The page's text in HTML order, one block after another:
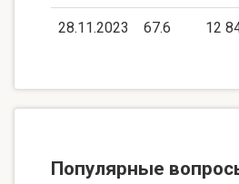
28.11.2023 67.6 12
Популярные